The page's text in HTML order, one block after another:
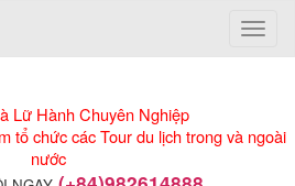
Toggle
Lữ Hành Chuyên Nghiệp
tổ chức các Tour du lịch trong và ngoài
nước